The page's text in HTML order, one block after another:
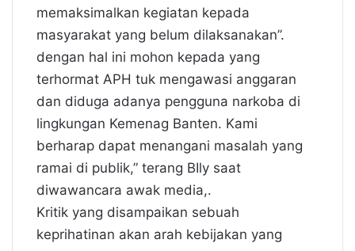
memaksimalkan kegiatan kepada
masyarakat yang belum dilaksanakan”.
dengan hal ini mohon kepada yang
terhormat APH tuk mengawasi anggaran
dan diduga adanya pengguna narkoba di
lingkungan Kemenag Banten. Kami
berharap dapat menangani masalah yang
ramai di publik,” terang BIly saat
diwawancara awak media,.
Kritik yang disampaikan sebuah
keprihatinan akan arah kebijakan yang